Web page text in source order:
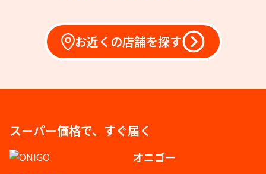
お近くの店舗を探す
スーパー価格で、すぐ届く
オニゴー